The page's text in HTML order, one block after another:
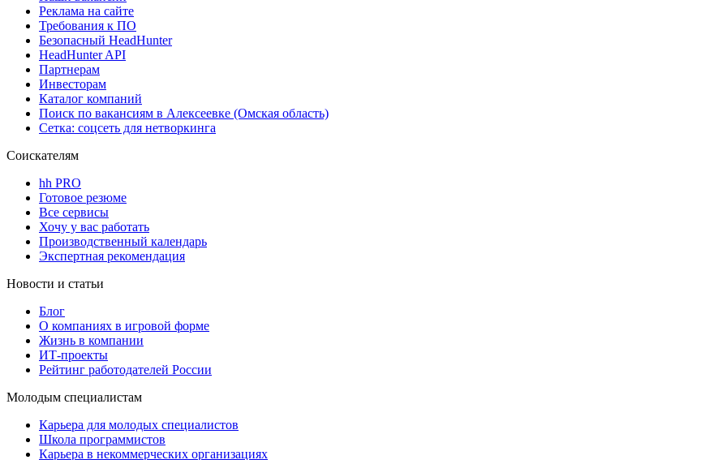
Реклама на сайте
Требования к ПО
Безопасный HeadHunter
HeadHunter API
Партнерам
Инвесторам
Каталог компаний
Поиск по вакансиям в Алексеевке (Омская область)
Сетка: соцсеть для нетворкинга
Соискателям
hh PRO
Готовое резюме
Все сервисы
Хочу у вас работать
Производственный календарь
Экспертная рекомендация
Новости и статьи
Блог
О компаниях в игровой форме
Жизнь в компании
ИТ-проекты
Рейтинг работодателей России
Молодым специалистам
Карьера для молодых специалистов
Школа программистов
Карьера в некоммерческих организациях